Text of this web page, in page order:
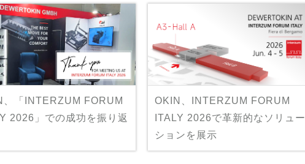
、「INTERZUM FORUM
2026」での成功を振り返
OKIN、INTERZUM FORUM
ITALY 2026で革新的なソリュー
ションを展示